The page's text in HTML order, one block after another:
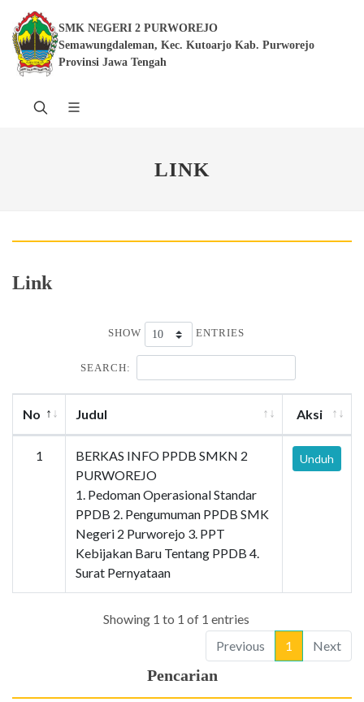
SMK NEGERI 2 PURWOREJO
Semawungdaleman, Kec. Kutoarjo Kab. Purworejo
Provinsi Jawa Tengah
LINK
Pencarian
Link
SHOW ENTRIES
SEARCH:
No Judul Aksi
1
BERKAS INFO PPDB SMKN 2
PURWOREJO
1. Pedoman Operasional Standar
PPDB 2. Pengumuman PPDB SMK
Negeri 2 Purworejo 3. PPT
Kebijakan Baru Tentang PPDB 4.
Surat Pernyataan
Unduh
Showing 1 to 1 of 1 entries
Previous
1 Next